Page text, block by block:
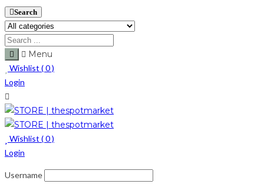
Search
Menu
Wishlist (0)
Login
Wishlist (0)
Login
Username